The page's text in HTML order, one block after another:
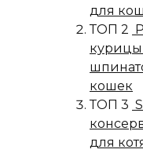
для
ТОП 2
курицы
кошек
ТОП 3
для